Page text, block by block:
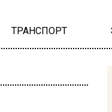
ТРАНСПОРТ